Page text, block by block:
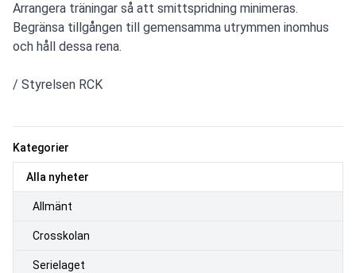
Kategorier
Alla nyheter
Allmänt
Crosskolan
Serielaget
Arrangera träningar så att smittspridning minimeras.
Begränsa tillgången till gemensamma utrymmen inomhus
och håll dessa rena.
/ Styrelsen RCK